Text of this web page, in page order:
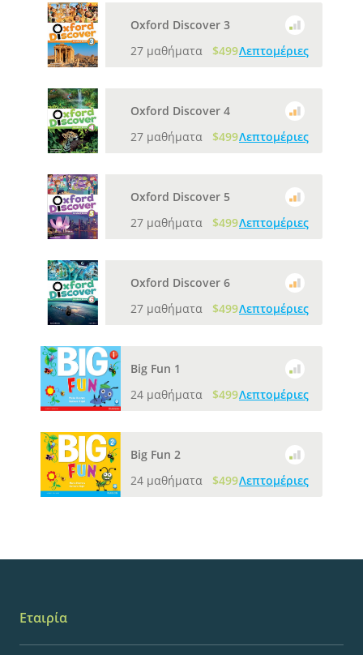
Oxford Discover 3
27 μαθήματα
$499Λεπτομέριες
Oxford Discover 4
27 μαθήματα
$499Λεπτομέριες
Oxford Discover 5
27 μαθήματα
$499Λεπτομέριες
Oxford Discover 6
27 μαθήματα
$499Λεπτομέριες
Big Fun 1
24 μαθήματα
$499Λεπτομέριες
Big Fun 2
24 μαθήματα
$499Λεπτομέριες
Εταιρία